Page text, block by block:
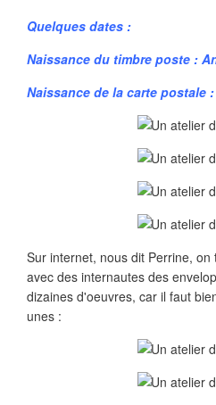
Quelques dates :
Naissance du timbre poste :
Naissance de la carte postale
Sur internet, nous dit Perrine,
avec des internautes des
dizaines d'oeuvres, car il faut
unes :